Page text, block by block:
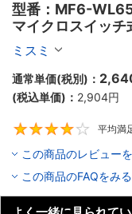
型番：MF6-
マイクロスイッ
加工タイプ
ミスミ
通常単価(税別)：
(税込単価)： 2,904円
平均満
この商品のレビュー
この商品のFAQをみ